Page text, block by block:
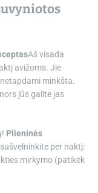
Aš visada
avižoms. Jie
minkšta.
jūs galite jas
Plieninės
per naktį:
mirkymo (patikėk